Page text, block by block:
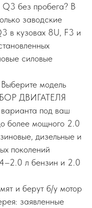
Q3 без пробега? В
заводские
в кузовах 8U, F3 и
силовые
модель
ДВИГАТЕЛЯ
под ваш
более мощного 2.0
дизельные и
поколений
л бензин и 2.0
и берут б/у мотор
заявленные